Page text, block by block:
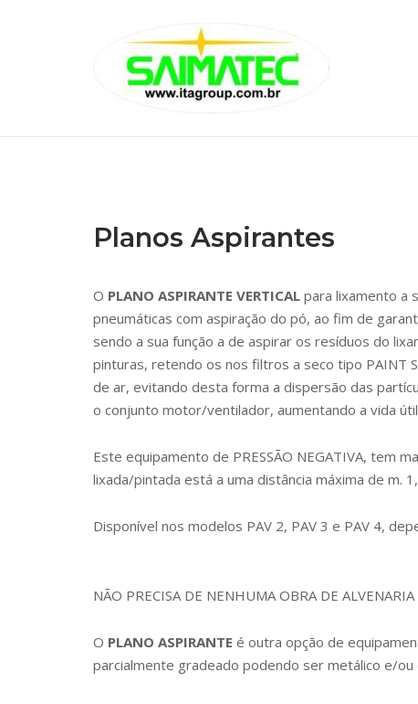
Planos Aspirantes
O PLANO ASPIRANTE VERTICAL para lixamento a
pneumáticas com aspiração do pó, ao fim de
sendo a sua função a de aspirar os resíduos do
pinturas, retendo os nos filtros a seco tipo PAINT
de ar, evitando desta forma a dispersão das
o conjunto motor/ventilador, aumentando a vida
Este equipamento de PRESSÃO NEGATIVA, tem
lixada/pintada está a uma distância máxima de m.
Disponível nos modelos PAV 2, PAV 3 e PAV 4,
NÃO PRECISA DE NENHUMA OBRA DE
O PLANO ASPIRANTE é outra opção de
parcialmente gradeado podendo ser metálico e/ou